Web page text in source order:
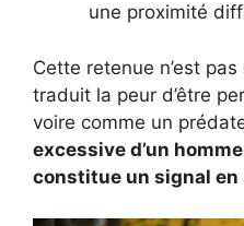
une proximité
Cette retenue n’est
traduit la peur d’être
voire comme un
excessive d’un
constitue un signal en